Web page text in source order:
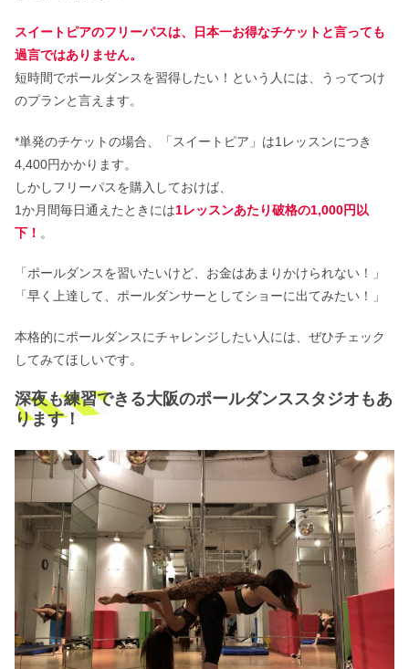
スイートピアのフリーパスは、日本一お得なチケットと言っても
過言ではありません。
短時間でポールダンスを習得したい！という人には、うってつけ
のプランと言えます。
*単発のチケットの場合、「スイートピア」は1レッスンにつき
4,400円かかります。
しかしフリーパスを購入しておけば、
1か月間毎日通えたときには1レッスンあたり破格の1,000円以
下！ 。
「ポールダンスを習いたいけど、お金はあまりかけられない！」
「早く上達して、ポールダンサーとしてショーに出てみたい！」
本格的にポールダンスにチャレンジしたい人には、ぜひチェック
してみてほしいです。
深夜も練習できる大阪のポールダンススタジオもあ
ります！